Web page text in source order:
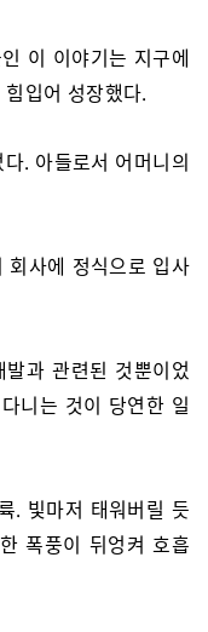
이 이야기는 지구에
입어 성장했다.
. 아들로서 어머니의
사에 정식으로 입사
과 관련된 것뿐이었
니는 것이 당연한 일
. 빛마저 태워버릴 듯
폭풍이 뒤엉켜 호흡